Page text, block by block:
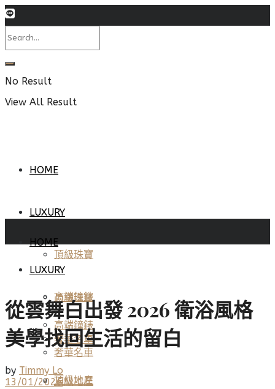
No Result
View All Result
HOME
LUXURY
頂級珠寶
高端鐘錶
奢華名車
頂級地產
HOME
LUXURY
頂級珠寶
高端鐘錶
奢華名車
頂級地產
從雲舞白出發 2026 衛浴風格
美學找回生活的留白
by Timmy Lo
13/01/2026